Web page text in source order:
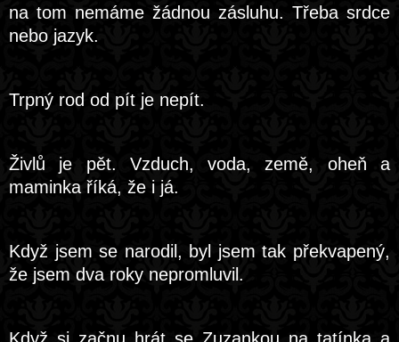
na tom nemáme žádnou zásluhu. Třeba srdce
nebo jazyk.
Trpný rod od pít je nepít.
Živlů je pět. Vzduch, voda, země, oheň a
maminka říká, že i já.
Když jsem se narodil, byl jsem tak překvapený,
že jsem dva roky nepromluvil.